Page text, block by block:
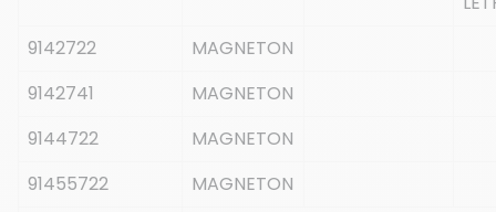
9142722
MAGNETON
9142741
MAGNETON
9144722
MAGNETON
91455722
MAGNETON